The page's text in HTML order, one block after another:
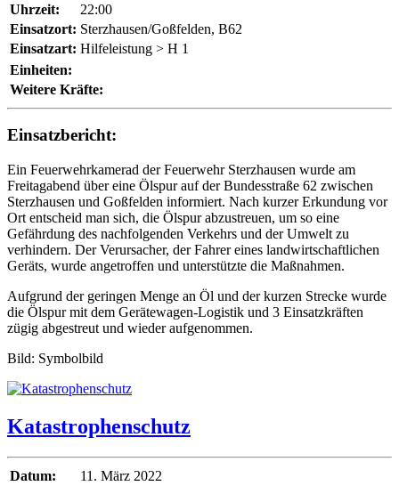
Uhrzeit:
22:00
Einsatzort: Sterzhausen/Goßfelden, B62
Einsatzart: Hilfeleistung > H 1
Einheiten:
Weitere Kräfte:
Einsatzbericht:
Ein Feuerwehrkamerad der Feuerwehr Sterzhausen wurde am
Freitagabend über eine Ölspur auf der Bundesstraße 62 zwischen
Sterzhausen und Goßfelden informiert. Nach kurzer Erkundung vor
Ort entscheid man sich, die Ölspur abzustreuen, um so eine
Gefährdung des nachfolgenden Verkehrs und der Umwelt zu
verhindern. Der Verursacher, der Fahrer eines landwirtschaftlichen
Geräts, wurde angetroffen und unterstützte die Maßnahmen.
Aufgrund der geringen Menge an Öl und der kurzen Strecke wurde
die Ölspur mit dem Gerätewagen-Logistik und 3 Einsatzkräften
zügig abgestreut und wieder aufgenommen.
Bild: Symbolbild
Katastrophenschutz
Datum:
11. März 2022